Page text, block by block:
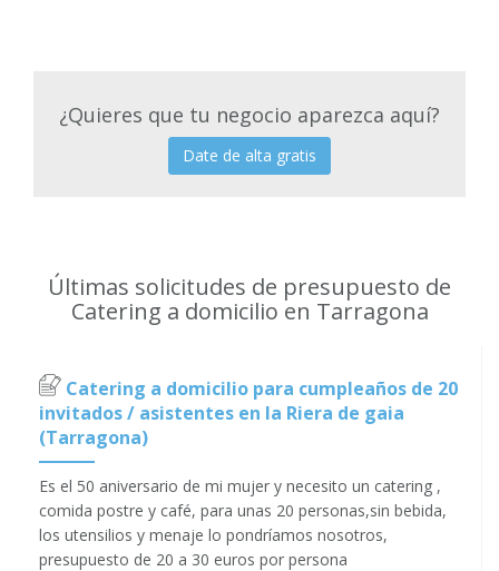
¿Quieres que tu negocio aparezca aquí?
Date de alta gratis
Últimas solicitudes de presupuesto de
Catering a domicilio en Tarragona
Catering a domicilio para cumpleaños de 20
invitados / asistentes en la Riera de gaia
(Tarragona)
Es el 50 aniversario de mi mujer y necesito un catering ,
comida postre y café, para unas 20 personas,sin bebida,
los utensilios y menaje lo pondríamos nosotros,
presupuesto de 20 a 30 euros por persona